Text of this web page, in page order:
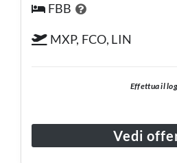
FBB
MXP, FCO, LIN
Effettua il
Vedi